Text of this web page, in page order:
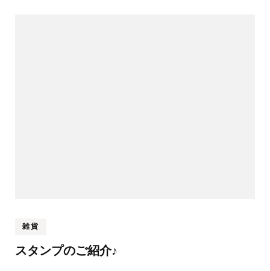
雑貨
スタンプのご紹介♪